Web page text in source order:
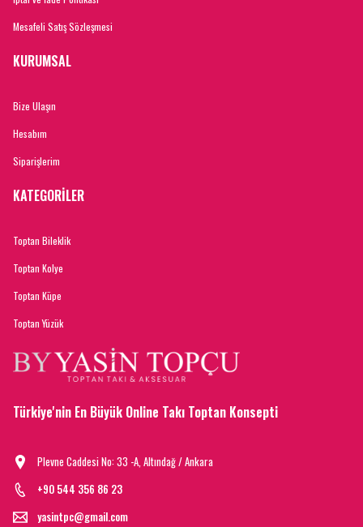
Mesafeli Satış Sözleşmesi
KURUMSAL
Bize Ulaşın
Hesabım
Siparişlerim
KATEGORİLER
Toptan Bileklik
Toptan Kolye
Toptan Küpe
Toptan Yüzük
Türkiye'nin En Büyük Online Takı Toptan Konsepti
Plevne Caddesi No: 33 -A, Altındağ / Ankara
+90 544 356 86 23
yasintpc@gmail.com